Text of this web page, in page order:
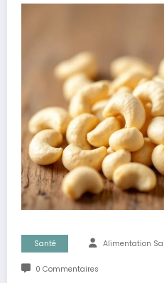
Santé Alimentation
0 Commentaires